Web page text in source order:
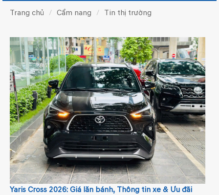
Trang chủ Cẩm nang Tin thị trường
Yaris Cross 2026: Giá lăn bánh, Thông tin xe & Ưu đãi